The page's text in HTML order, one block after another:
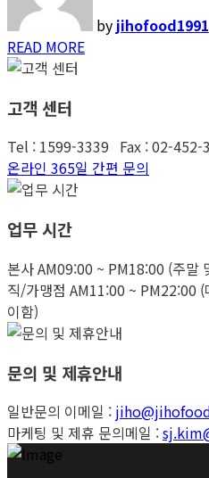
by jihofood1991
READ MORE
고객 센터
Tel : 1599-3339 Fax : 02-452-
온라인 365일 간편 문의
업무 시간
본사 AM09:00 ~ PM18:00 (주말
직/가맹점 AM11:00 ~ PM22:00
이함)
문의 및 제휴안내
일반문의 이메일 :
마케팅 및 제휴 문의메일 :